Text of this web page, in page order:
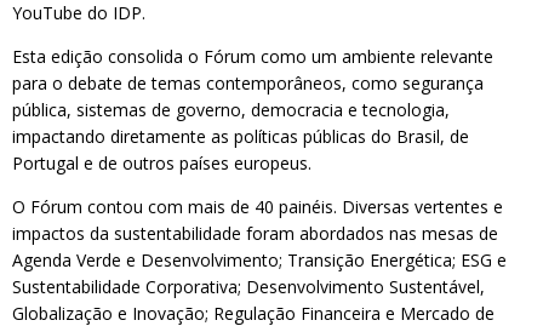
YouTube do IDP.
Esta edição consolida o Fórum como um ambiente relevante
para o debate de temas contemporâneos, como segurança
pública, sistemas de governo, democracia e tecnologia,
impactando diretamente as políticas públicas do Brasil, de
Portugal e de outros países europeus.
O Fórum contou com mais de 40 painéis. Diversas vertentes e
impactos da sustentabilidade foram abordados nas mesas de
Agenda Verde e Desenvolvimento; Transição Energética; ESG e
Sustentabilidade Corporativa; Desenvolvimento Sustentável,
Globalização e Inovação; Regulação Financeira e Mercado de